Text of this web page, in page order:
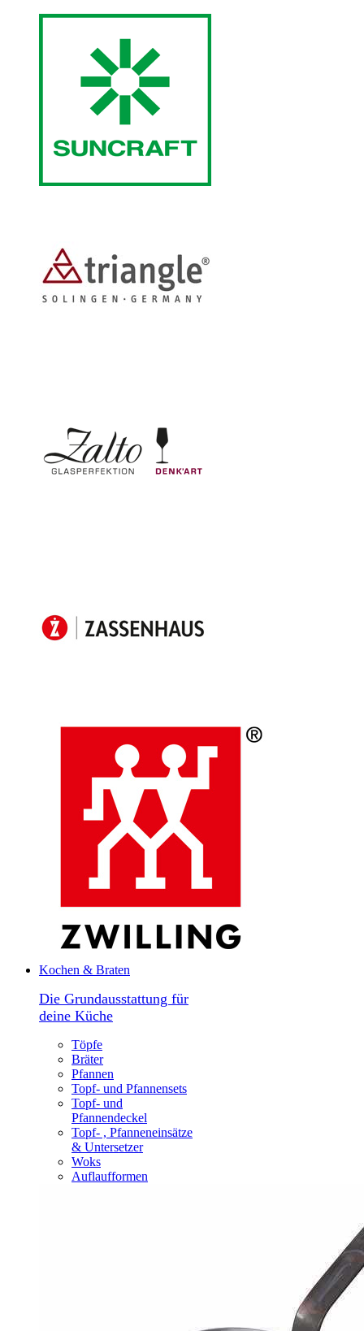
Kochen & Braten
Die Grundausstattung für
deine Küche
Töpfe
Bräter
Pfannen
Topf- und Pfannensets
Topf- und
Pfannendeckel
Topf- , Pfanneneinsätze
& Untersetzer
Woks
Auflaufformen